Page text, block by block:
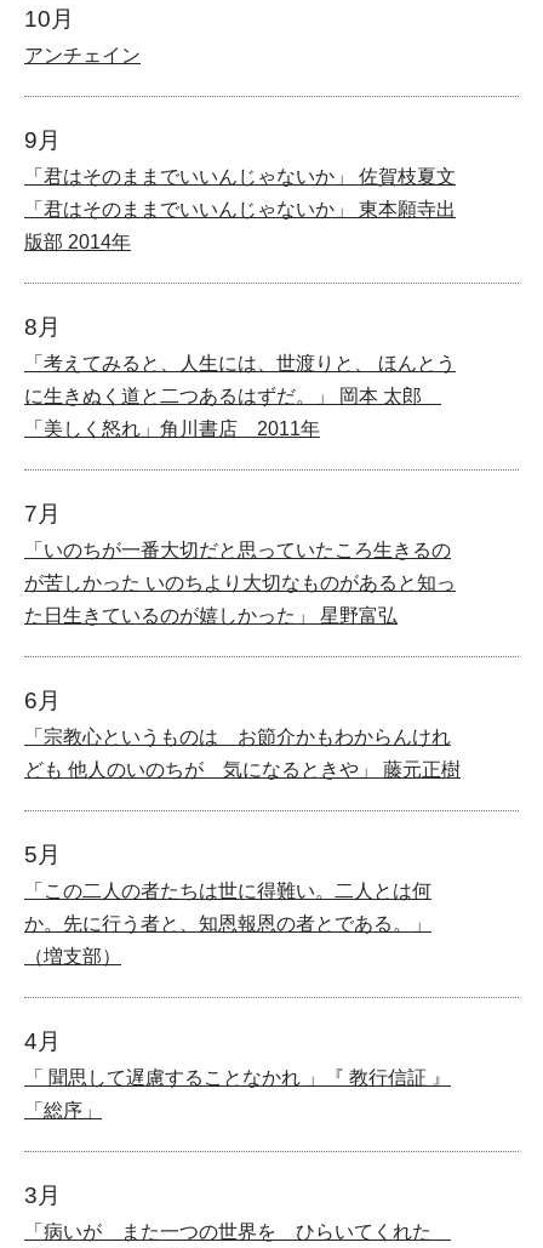
10月
アンチェイン
9月
「君はそのままでいいんじゃないか」 佐賀枝夏文
「君はそのままでいいんじゃないか」 東本願寺出
版部 2014年
8月
「考えてみると、人生には、世渡りと、 ほんとう
に生きぬく道と二つあるはずだ。」 岡本 太郎
「美しく怒れ」角川書店 2011年
7月
「いのちが一番大切だと思っていたころ生きるの
が苦しかった いのちより大切なものがあると知っ
た日生きているのが嬉しかった」 星野富弘
6月
「宗教心というものは お節介かもわからんけれ
ども 他人のいのちが 気になるときや」 藤元正樹
5月
「この二人の者たちは世に得難い。二人とは何
か。先に行う者と、知恩報恩の者とである。」
（増支部）
4月
「 聞思して遅慮することなかれ 」『 教行信証 』
「総序」
3月
「病いが また一つの世界を ひらいてくれた